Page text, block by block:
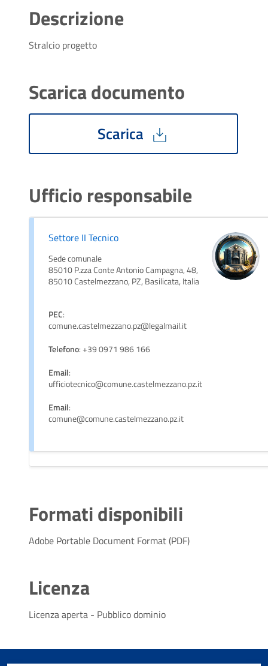
Descrizione
Stralcio progetto
Scarica documento
Scarica
Ufficio responsabile
Settore II Tecnico
Sede comunale
85010 P.zza Conte Antonio Campagna, 48,
85010 Castelmezzano, PZ, Basilicata, Italia
PEC:
comune.castelmezzano.pz@legalmail.it
Telefono: +39 0971 986 166
Email:
ufficiotecnico@comune.castelmezzano.pz.it
Email:
comune@comune.castelmezzano.pz.it
Formati disponibili
Adobe Portable Document Format (PDF)
Licenza
Licenza aperta - Pubblico dominio